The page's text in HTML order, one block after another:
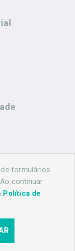
formulários
continuar
Política de